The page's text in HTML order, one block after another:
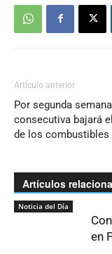
Artículo anterior
Por segunda semana
consecutiva bajará
de los combustibles
Artículos
Noticia del Día
en